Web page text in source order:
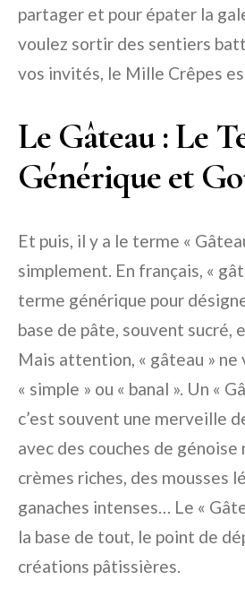
partager et pour épater la
voulez sortir des sentiers
vos invités, le Mille Crêpes
Le Gâteau : Le
Générique et
Et puis, il y a le terme «
simplement. En français, «
terme générique pour
base de pâte, souvent sucré,
Mais attention, « gâteau » ne
« simple » ou « banal ». Un «
c’est souvent une merveille
avec des couches de génoise
crèmes riches, des mousses
ganaches intenses… Le «
la base de tout, le point de
créations pâtissières.